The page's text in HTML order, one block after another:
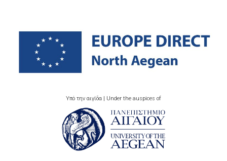
Υπό την αιγίδα | Under the auspices of